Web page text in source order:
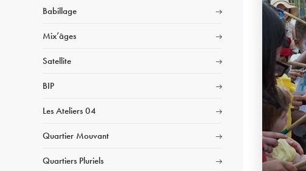
Babillage
Mix’âges
Satellite
BIP
Les Ateliers 04
Quartier Mouvant
Quartiers Pluriels